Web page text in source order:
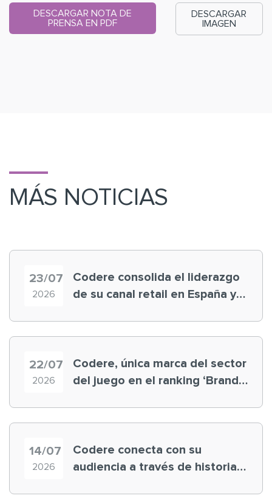
DESCARGAR NOTA DE
PRENSA EN PDF
DESCARGAR
IMAGEN
MÁS NOTICIAS
23/07
2026
Codere consolida el liderazgo
de su canal retail en España y
22/07
2026
Codere, única marca del sector
del juego en el ranking ‘Brand
14/07
2026
Codere conecta con su
audiencia a través de historias